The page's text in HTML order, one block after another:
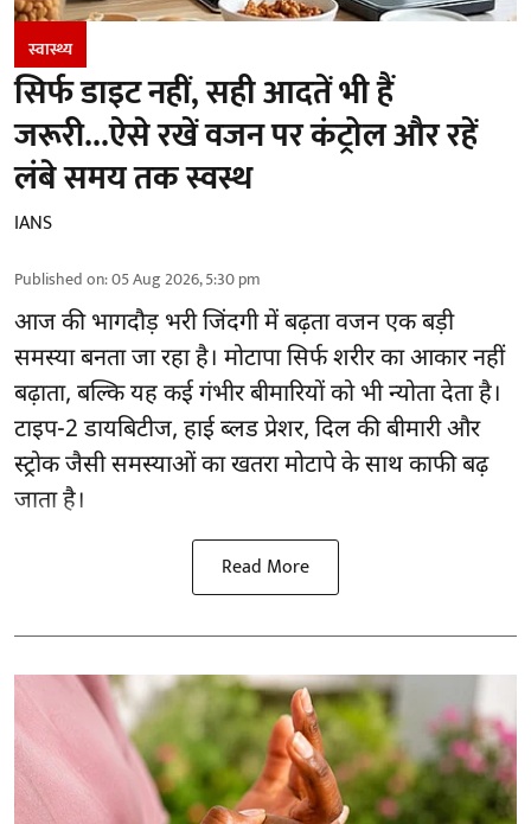
स्वास्थ्य
सिर्फ डाइट नहीं, सही आदतें भी हैं
जरूरी...ऐसे रखें वजन पर कंट्रोल और रहें
लंबे समय तक स्वस्थ
IANS
Published on:05 Aug 2026, 5:30 pm
आज की भागदौड़ भरी जिंदगी में बढ़ता वजन एक बड़ी
समस्या बनता जा रहा है। मोटापा सिर्फ शरीर का आकार नहीं
बढ़ाता, बल्कि यह कई गंभीर बीमारियों को भी न्योता देता है।
टाइप-2 डायबिटीज, हाई ब्लड प्रेशर, दिल की बीमारी और
स्ट्रोक जैसी समस्याओं का खतरा मोटापे के साथ काफी बढ़
जाता है।
Read More